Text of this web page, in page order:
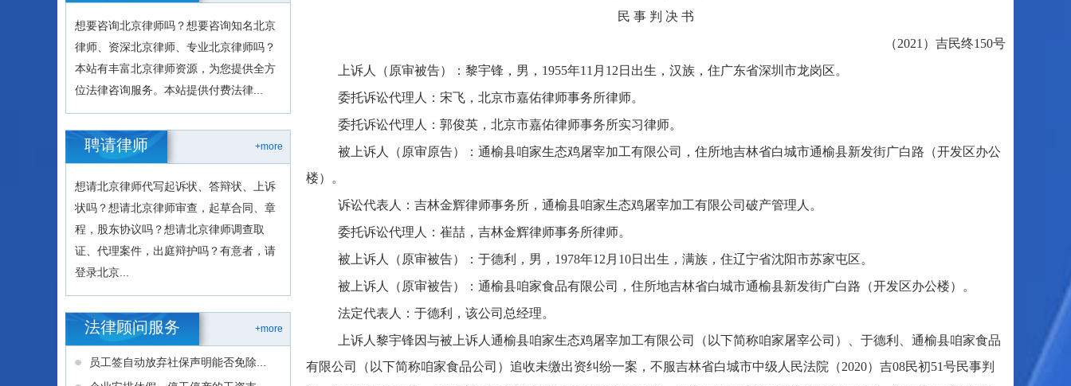
想要咨询北京律师吗？想要咨询知名北京
律师、资深北京律师、专业北京律师吗？
本站有丰富北京律师资源，为您提供全方
位法律咨询服务。本站提供付费法律...
+more
聘请律师
想请北京律师代写起诉状、答辩状、上诉
状吗？想请北京律师审查，起草合同、章
程，股东协议吗？想请北京律师调查取
证、代理案件，出庭辩护吗？有意者，请
登录北京...
+more
法律顾问服务
员工签自动放弃社保声明能否免除...
民 事 判 决 书
（2021）吉民终150号
上诉人（原审被告）：黎宇锋，男，1955年11月12日出生，汉族，住广东省深圳市龙岗区。
委托诉讼代理人：宋飞，北京市嘉佑律师事务所律师。
委托诉讼代理人：郭俊英，北京市嘉佑律师事务所实习律师。
被上诉人（原审原告）：通榆县咱家生态鸡屠宰加工有限公司，住所地吉林省白城市通榆县新发街广白路（开发区办公
楼）。
诉讼代表人：吉林金辉律师事务所，通榆县咱家生态鸡屠宰加工有限公司破产管理人。
委托诉讼代理人：崔喆，吉林金辉律师事务所律师。
被上诉人（原审被告）：于德利，男，1978年12月10日出生，满族，住辽宁省沈阳市苏家屯区。
被上诉人（原审被告）：通榆县咱家食品有限公司，住所地吉林省白城市通榆县新发街广白路（开发区办公楼）。
法定代表人：于德利，该公司总经理。
上诉人黎宇锋因与被上诉人通榆县咱家生态鸡屠宰加工有限公司（以下简称咱家屠宰公司）、于德利、通榆县咱家食品
有限公司（以下简称咱家食品公司）追收未缴出资纠纷一案，不服吉林省白城市中级人民法院（2020）吉08民初51号民事判